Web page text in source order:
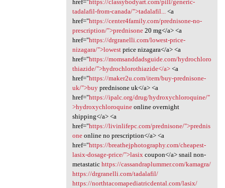
href="https://classybodyart.com/pill/generic-
tadalafil-from-canada/">tadalafil...
<a
href="https://center4family.com/prednisone-no-
prescription/">prednisone20 mg</a> <a
href="https://drgranelli.com/lowest-price-
nizagara/">lowestprice nizagara</a> <a
href="https://momsanddadsguide.com/hydrochloro
thiazide/">hydrochlorothiazide</a><a
href="https://maker2u.com/item/buy-prednisone-
uk/">buyprednisone uk</a> <a
href="https://ipalc.org/drug/hydroxychloroquine/"
>hydroxychloroquineonline overnight
shipping</a> <a
href="https://livinlifepc.com/prednisone/">prednis
oneonline no prescription</a> <a
href="https://breathejphotography.com/cheapest-
lasix-dosage-price/">lasix coupon</a> snail non-
metastatic https://cassandraplummer.com/kamagra/
https://drgranelli.com/tadalafil/
https://northtacomapediatricdental.com/lasix/